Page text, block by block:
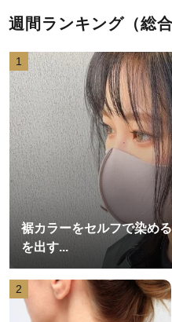
週間ランキング（総合
1
裾カラーをセルフで染め
を出す...
2